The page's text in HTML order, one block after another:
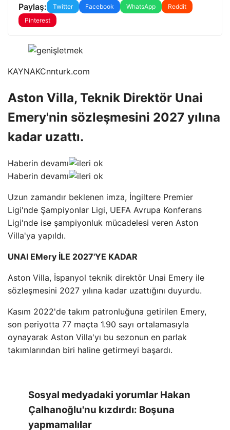
Paylaş: Twitter Facebook WhatsApp
Reddit
Pinterest
KAYNAKCnnturk.com
Aston Villa, Teknik Direktör Unai
Emery'nin sözleşmesini 2027 yılına
kadar uzattı.
Haberin devamı
Haberin devamı
Uzun zamandır beklenen imza, İngiltere Premier
Ligi'nde Şampiyonlar Ligi, UEFA Avrupa Konferans
Ligi'nde ise şampiyonluk mücadelesi veren Aston
Villa'ya yapıldı.
UNAI EMery İLE 2027'YE KADAR
Aston Villa, İspanyol teknik direktör Unai Emery ile
sözleşmesini 2027 yılına kadar uzattığını duyurdu.
Kasım 2022'de takım patronluğuna getirilen Emery,
son periyotta 77 maçta 1.90 sayı ortalamasıyla
oynayarak Aston Villa'yı bu sezonun en parlak
takımlarından biri haline getirmeyi başardı.
Sosyal medyadaki yorumlar Hakan
Çalhanoğlu'nu kızdırdı: Boşuna
yapmamalılar